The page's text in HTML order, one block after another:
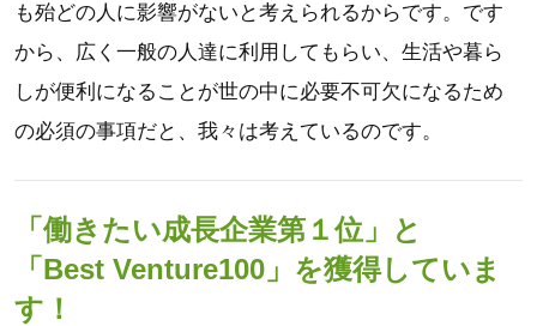
も殆どの人に影響がないと考えられるからです。です
から、広く一般の人達に利用してもらい、生活や暮ら
しが便利になることが世の中に必要不可欠になるため
の必須の事項だと、我々は考えているのです。
「働きたい成長企業第１位」と
「Best Venture100」を獲得していま
す！